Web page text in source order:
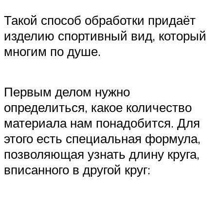
Такой способ обработки придаёт
изделию спортивный вид, который
многим по душе.
Первым делом нужно
определиться, какое количество
материала нам понадобится. Для
этого есть специальная формула,
позволяющая узнать длину круга,
вписанного в другой круг: